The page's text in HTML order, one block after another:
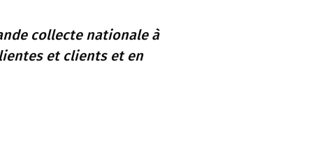
collecte nationale à
et clients et en